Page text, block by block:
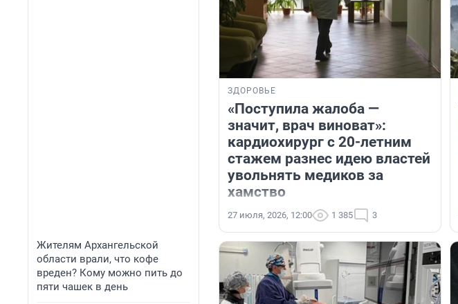
Жителям Архангельской
области врали, что кофе
вреден? Кому можно пить до
пяти чашек в день
ЗДОРОВЬЕ
«Поступила жалоба —
значит, врач виноват»:
кардиохирург с 20-летним
стажем разнес идею властей
увольнять медиков за
хамство
27 июля, 2026, 12:00 1 385 3